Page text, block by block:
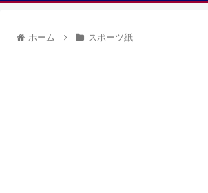
ホーム スポーツ紙